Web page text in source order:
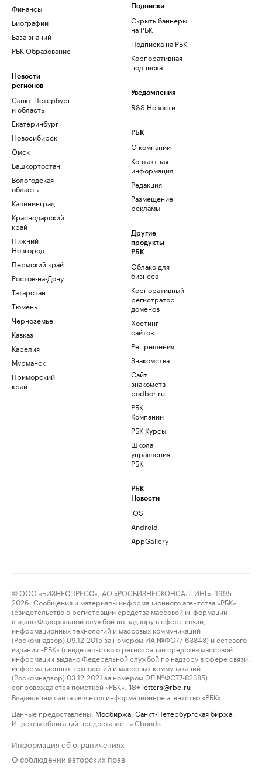
Финансы
Биографии
База знаний
РБК Образование
Новости
регионов
Санкт-Петербург
и область
Екатеринбург
Новосибирск
Омск
Башкортостан
Вологодская
область
Калининград
Краснодарский
край
Нижний
Новгород
Пермский край
Ростов-на-Дону
Татарстан
Тюмень
Черноземье
Кавказ
Карелия
Мурманск
Приморский
край
Подписки
Скрыть баннеры
на РБК
Подписка на РБК
Корпоративная
подписка
Уведомления
RSS Новости
РБК
О компании
Контактная
информация
Редакция
Размещение
рекламы
Другие
продукты
РБК
Облако для
бизнеса
Корпоративный
регистратор
доменов
Хостинг
сайтов
Рег.решения
Знакомства
Сайт
знакомств
podbor.ru
РБК
Компании
РБК Курсы
Школа
управления
РБК
РБК
Новости
iOS
Android
AppGallery
© ООО «БИЗНЕСПРЕСС», АО «РОСБИЗНЕСКОНСАЛТИНГ», 1995–
2026. Сообщения и материалы информационного агентства «РБК»
(свидетельство о регистрации средства массовой информации
выдано Федеральной службой по надзору в сфере связи,
информационных технологий и массовых коммуникаций
(Роскомнадзор) 09.12.2015 за номером ИА №ФС77-63848) и сетевого
издания «РБК» (свидетельство о регистрации средства массовой
информации выдано Федеральной службой по надзору в сфере связи,
информационных технологий и массовых коммуникаций
(Роскомнадзор) 03.12.2021 за номером ЭЛ №ФС77-82385)
сопровождаются пометкой «РБК».
18+ letters@rbc.ru
Владельцем сайта является информационное агентство «РБК».
Данные предоставлены: Мосбиржа Санкт-Петербургская биржа
Индексы облигаций предоставлены Cbonds.
Информация об ограничениях
О соблюдении авторских прав